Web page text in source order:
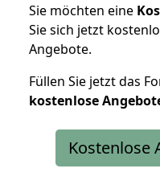
Sie möchten eine
Sie sich jetzt
Angebote.
Füllen Sie jetzt das
kostenlose
Kostenlose